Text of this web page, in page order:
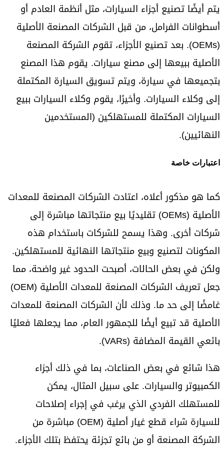
يتم أيضًا تصنيع أجزاء السيارات، مثل أنظمة العادم أو
أسطوانات الفرامل، من قبل الشركات المصنعة الأصلية
(OEMs). بعد تصنيع الأجزاء، تقوم الشركة المصنعة
الأصلية ببيعها إلى مصنع سيارات. يقوم هذا المصنع
بتجميعها في سيارة، ويتم تسويق السيارة المكتملة
إلى وكلاء السيارات. وأخيرًا، يقوم وكلاء السيارات ببيع
السيارات المكتملة للمستهلكين (المستخدمين
النهائيين).
اعتبارات خاصة
كما هو مذكور أعلاه، اعتادت الشركات المصنعة للمعدات
الأصلية (OEMs) تقليديًا بيع منتجاتها مباشرة إلى
شركات أخرى. وهذا يسمح للشركات باستخدام هذه
المكونات لتصنيع وبيع منتجاتها النهائية للمستهلكين.
ولكن في بعض الحالات، أصبحت الحدود غير واضحة، مما
جعل تعريف الشركات المصنعة للمعدات الأصلية (OEM)
غامضًا إلى حد ما. وذلك لأن الشركات المصنعة للمعدات
الأصلية قد تبيع أيضًا للجمهور العام، مما يجعلها فعليًا
بائعي القيمة المضافة (VARs).
هذا شائع في بعض الصناعات، بما في ذلك أجزاء
الكمبيوتر والسيارات. على سبيل المثال، يمكن
للمستهلك الفردي الذي يرغب في إجراء إصلاحات
للسيارة شراء قطع غيار أصلية (OEM) مباشرة من
الشركة المصنعة أو من بائع تجزئة يحتفظ بتلك الأجزاء.